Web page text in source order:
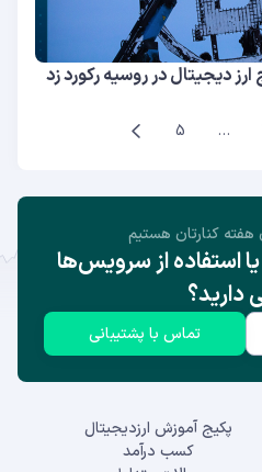
دیجیتال در روسیه رکورد زد
…
5
هفته کنارتان هستیم
از سرویس‌ها
دارید؟
تماس با پشتیبانی
پکیج آموزش ارزدیجیتال
کسب درآمد